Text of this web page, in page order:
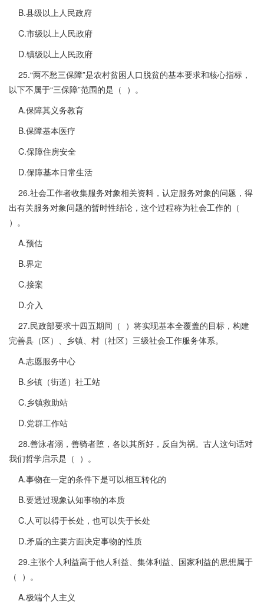
B.县级以上人民政府
C.市级以上人民政府
D.镇级以上人民政府
25.“两不愁三保障”是农村贫困人口脱贫的基本要求和核心指标，
以下不属于“三保障”范围的是（ ）。
A.保障其义务教育
B.保障基本医疗
C.保障住房安全
D.保障基本日常生活
26.社会工作者收集服务对象相关资料，认定服务对象的问题，得
出有关服务对象问题的暂时性结论，这个过程称为社会工作的（
）。
A.预估
B.界定
C.接案
D.介入
27.民政部要求十四五期间（ ）将实现基本全覆盖的目标，构建
完善县（区）、乡镇、村（社区）三级社会工作服务体系。
A.志愿服务中心
B.乡镇（街道）社工站
C.乡镇救助站
D.党群工作站
28.善泳者溺，善骑者堕，各以其所好，反自为祸。古人这句话对
我们哲学启示是（ ）。
A.事物在一定的条件下是可以相互转化的
B.要透过现象认知事物的本质
C.人可以得于长处，也可以失于长处
D.矛盾的主要方面决定事物的性质
29.主张个人利益高于他人利益、集体利益、国家利益的思想属于
（ ）。
A.极端个人主义